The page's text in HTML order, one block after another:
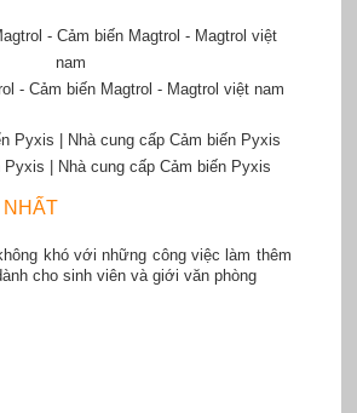
- Cảm biến Magtrol - Magtrol việt nam
| Nhà cung cấp Cảm biến Pyxis
NHẤT
khó với những công việc làm thêm
cho sinh viên và giới văn phòng